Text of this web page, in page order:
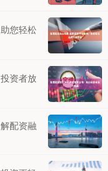
您轻松
资者放
配资融